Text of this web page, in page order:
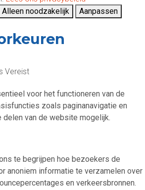
Alleen noodzakelijk Aanpassen
Vereist
voor het functioneren van de
zoals paginanavigatie en
van de website mogelijk.
te begrijpen hoe bezoekers de
anoniem informatie te verzamelen over
en verkeersbronnen.